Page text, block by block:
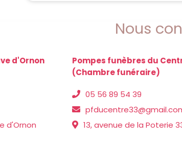
Nous
d'Ornon
d'Ornon
Pompes funèbres du
(Chambre funéraire)
05 56 89 54 39
13, avenue de la Poterie